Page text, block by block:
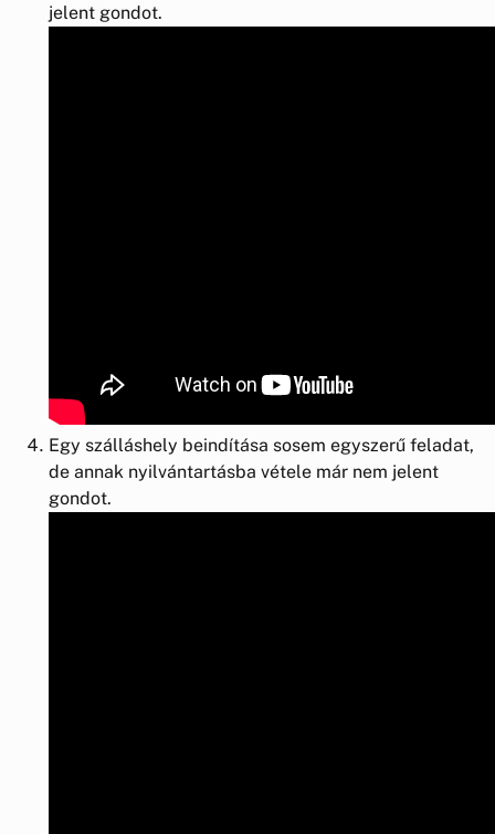
jelent gondot.
Egy szálláshely beindítása sosem egyszerű feladat,
de annak nyilvántartásba vétele már nem jelent
gondot.